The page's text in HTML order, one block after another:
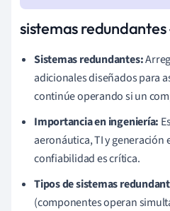
sistemas
Sistemas redundantes:
adicionales diseñados para
continúe operando si un
Importancia en ingeniería:
aeronáutica, TI y generación
confiabilidad es crítica.
Tipos de sistemas
(componentes operan